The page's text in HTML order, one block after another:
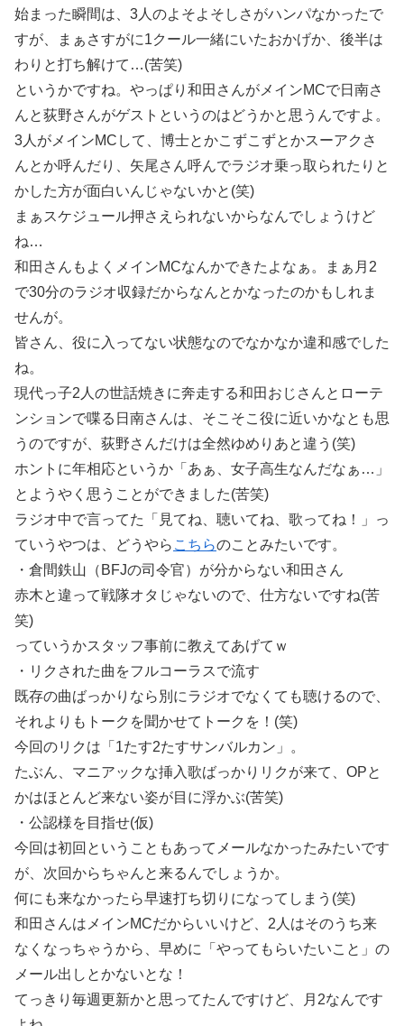
始まった瞬間は、3人のよそよそしさがハンパなかったで
すが、まぁさすがに1クール一緒にいたおかげか、後半は
わりと打ち解けて…(苦笑)
というかですね。やっぱり和田さんがメインMCで日南さ
んと荻野さんがゲストというのはどうかと思うんですよ。
3人がメインMCして、博士とかこずこずとかスーアクさ
んとか呼んだり、矢尾さん呼んでラジオ乗っ取られたりと
かした方が面白いんじゃないかと(笑)
まぁスケジュール押さえられないからなんでしょうけど
ね…
和田さんもよくメインMCなんかできたよなぁ。まぁ月2
で30分のラジオ収録だからなんとかなったのかもしれま
せんが。
皆さん、役に入ってない状態なのでなかなか違和感でした
ね。
現代っ子2人の世話焼きに奔走する和田おじさんとローテ
ンションで喋る日南さんは、そこそこ役に近いかなとも思
うのですが、荻野さんだけは全然ゆめりあと違う(笑)
ホントに年相応というか「あぁ、女子高生なんだなぁ…」
とようやく思うことができました(苦笑)
ラジオ中で言ってた「見てね、聴いてね、歌ってね！」っ
ていうやつは、どうやら こちらのことみたいです。
・倉間鉄山（BFJの司令官）が分からない和田さん
赤木と違って戦隊オタじゃないので、仕方ないですね(苦
笑)
っていうかスタッフ事前に教えてあげてｗ
・リクされた曲をフルコーラスで流す
既存の曲ばっかりなら別にラジオでなくても聴けるので、
それよりもトークを聞かせてトークを！(笑)
今回のリクは「1たす2たすサンバルカン」。
たぶん、マニアックな挿入歌ばっかりリクが来て、OPと
かはほとんど来ない姿が目に浮かぶ(苦笑)
・公認様を目指せ(仮)
今回は初回ということもあってメールなかったみたいです
が、次回からちゃんと来るんでしょうか。
何にも来なかったら早速打ち切りになってしまう(笑)
和田さんはメインMCだからいいけど、2人はそのうち来
なくなっちゃうから、早めに「やってもらいたいこと」の
メール出しとかないとな！
てっきり毎週更新かと思ってたんですけど、月2なんです